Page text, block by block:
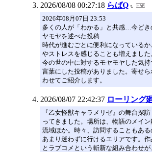
2026/08/08 00:27:18 らばQ
2026年08月07日 23:53
多くの人が「わかる」と共感…今どき
ヤモヤを述べた投稿
時代が進むごとに便利になっている
やストレスを感じることも増えました
今の世の中に対するモヤモヤした気
言葉にした投稿がありました。寄せ
わせてご紹介します。
2026/08/07 22:42:37 ローリング
『乙女怪獣キャラメリゼ』の舞台探
ってきました。場所は、物語のメイン
流域ほか。時々、訪問することもあ
あまり迷わずに行けるエリアです。
とラブコメという斬新な組み合わせ